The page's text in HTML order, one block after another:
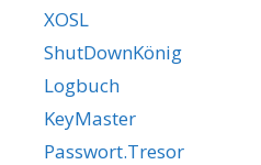
XOSL
ShutDownKönig
Logbuch
KeyMaster
Passwort.Tresor